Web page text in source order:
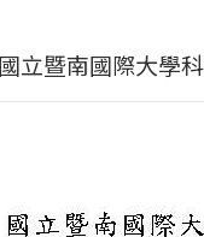
國立暨南國際大學